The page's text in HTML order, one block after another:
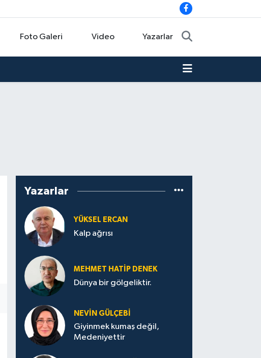
Foto Galeri Video Yazarlar
Yazarlar
YÜKSEL ERCAN
Kalp ağrısı
MEHMET HATİP DENEK
Dünya bir gölgeliktir.
NEVİN GÜLÇEBİ
Giyinmek kumaş değil,
Medeniyettir